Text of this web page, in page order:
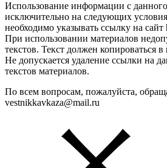
Использование информации с
исключительно на следующих
необходимо указывать ссылку на сайт
При использовании материалов
текстов. Текст должен копироваться
Не допускается удаление ссылки на
текстов материалов.
По всем вопросам, пожалуйста,
vestnikkavkaza@mail.ru